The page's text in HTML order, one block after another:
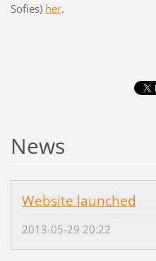
Sofies) her.
News
Website launched
2013-05-29 20:22